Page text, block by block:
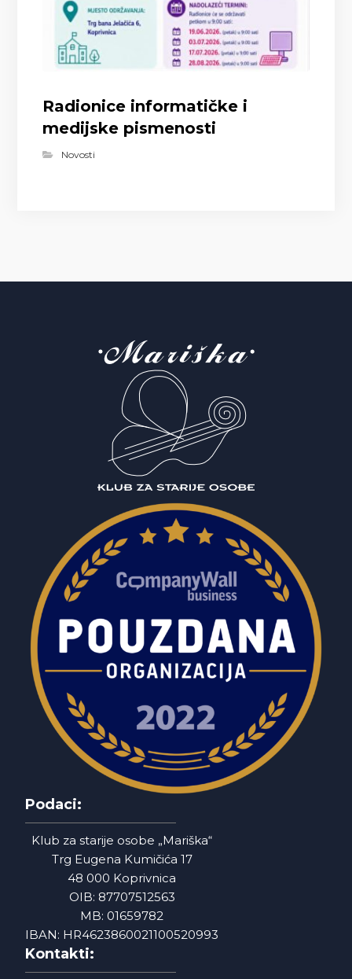
Radionice informatičke i
medijske pismenosti
Novosti
Podaci:
Klub za starije osobe „Mariška“
Trg Eugena Kumičića 17
48 000 Koprivnica
OIB: 87707512563
MB: 01659782
IBAN: HR4623860021100520993
Kontakti: